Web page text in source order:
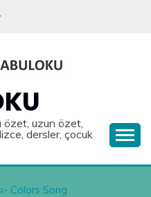
özet, uzun özet,
dersler, çocuk
Colors Song